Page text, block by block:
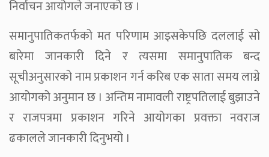
निर्वाचन आयोगले जनाएको छ ।
समानुपातिकतर्फको मत परिणाम आइसकेपछि दललाई सो
बारेमा जानकारी दिने र त्यसमा समानुपातिक बन्द
सूचीअनुसारको नाम प्रकाशन गर्न करिब एक साता समय लाग्ने
आयोगको अनुमान छ । अन्तिम नामावली राष्ट्रपतिलाई बुझाउने
र राजपत्रमा प्रकाशन गरिने आयोगका प्रवक्ता नवराज
ढकालले जानकारी दिनुभयो ।